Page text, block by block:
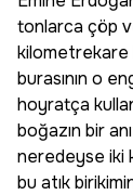
tonlarca çöp
kilometrekare
burasının o
hoyratça
boğazın bir
neredeyse iki
bu atık